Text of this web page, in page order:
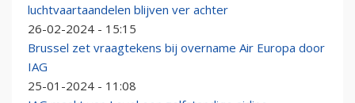
luchtvaartaandelen blijven ver achter
26-02-2024 - 15:15
Brussel zet vraagtekens bij overname Air Europa door
IAG
25-01-2024 - 11:08